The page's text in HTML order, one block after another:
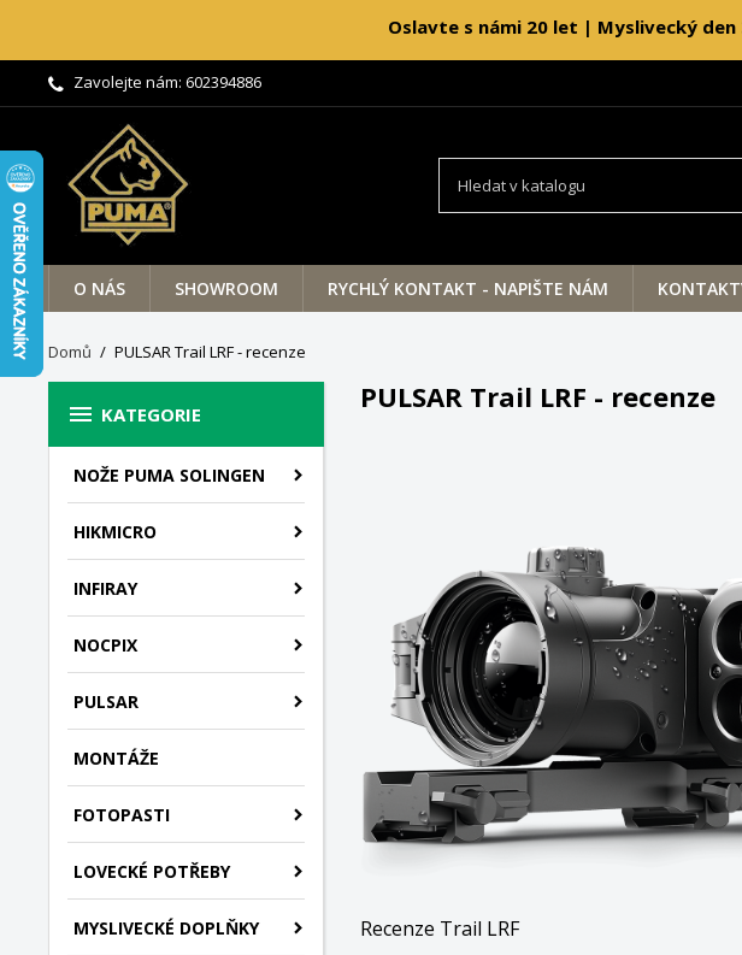
Oslavte s námi 20 let | Myslivecký
Zavolejte nám: 602394886
O NÁS SHOWROOM RYCHLÝ KONTAKT - NAPIŠTE NÁM
Domů PULSAR Trail LRF - recenze
 KATEGORIE
NOŽE PUMA SOLINGEN
HIKMICRO
INFIRAY
NOCPIX
PULSAR
MONTÁŽE
FOTOPASTI
LOVECKÉ POTŘEBY
MYSLIVECKÉ DOPLŇKY
PULSAR Trail LRF - recenze
Recenze Trail LRF